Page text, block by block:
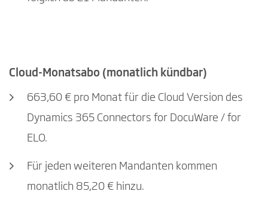
Cloud-Monatsabo (monatlich kündbar)
663,60 € pro Monat für die Cloud Version des
Dynamics 365 Connectors for DocuWare / for
ELO.
Für jeden weiteren Mandanten kommen
monatlich 85,20 € hinzu.